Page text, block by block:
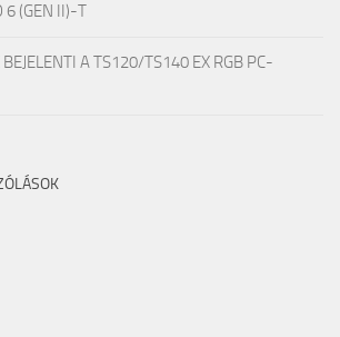
6 (GEN II)-T
A TS120/TS140 EX RGB PC-